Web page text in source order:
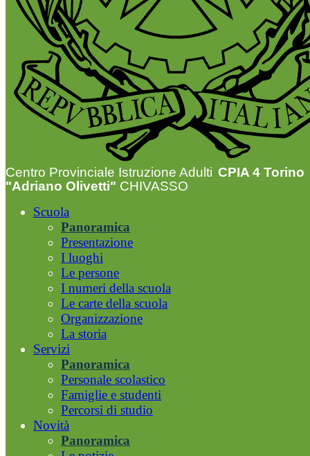
Centro Provinciale Istruzione Adulti CPIA 4 Torino
"Adriano Olivetti" CHIVASSO
Scuola
Panoramica
Presentazione
I luoghi
Le persone
I numeri della scuola
Le carte della scuola
Organizzazione
La storia
Servizi
Panoramica
Personale scolastico
Famiglie e studenti
Percorsi di studio
Novità
Panoramica